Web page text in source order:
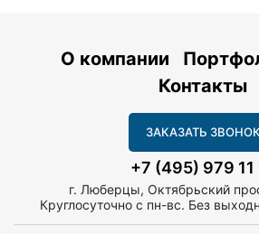
О компании
Контакты
ЗАКАЗАТЬ ЗВОНОК
+7 (495) 979 11
г. Люберцы, Октябрьский
Круглосуточно с пн-вс. Без